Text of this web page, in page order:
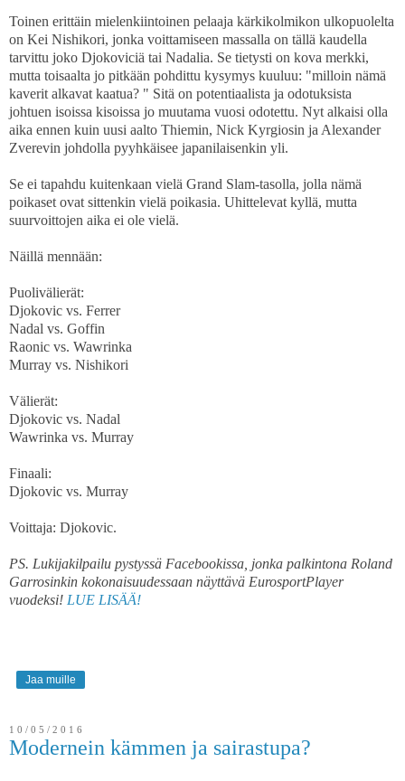
Toinen erittäin mielenkiintoinen pelaaja kärkikolmikon ulkopuolelta
on Kei Nishikori, jonka voittamiseen massalla on tällä kaudella
tarvittu joko Djokoviciä tai Nadalia. Se tietysti on kova merkki,
mutta toisaalta jo pitkään pohdittu kysymys kuuluu: "milloin nämä
kaverit alkavat kaatua? " Sitä on potentiaalista ja odotuksista
johtuen isoissa kisoissa jo muutama vuosi odotettu. Nyt alkaisi olla
aika ennen kuin uusi aalto Thiemin, Nick Kyrgiosin ja Alexander
Zverevin johdolla pyyhkäisee japanilaisenkin yli.
Se ei tapahdu kuitenkaan vielä Grand Slam-tasolla, jolla nämä
poikaset ovat sittenkin vielä poikasia. Uhittelevat kyllä, mutta
suurvoittojen aika ei ole vielä.
Näillä mennään:
Puolivälierät:
Djokovic vs. Ferrer
Nadal vs. Goffin
Raonic vs. Wawrinka
Murray vs. Nishikori
Välierät:
Djokovic vs. Nadal
Wawrinka vs. Murray
Finaali:
Djokovic vs. Murray
Voittaja: Djokovic.
PS. Lukijakilpailu pystyssä Facebookissa, jonka palkintona Roland
Garrosinkin kokonaisuudessaan näyttävä EurosportPlayer
vuodeksi! LUE LISÄÄ!
Jaa muille
10/05/2016
Modernein kämmen ja sairastupa?